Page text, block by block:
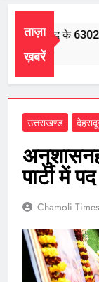
ताज़ा
ख़बरें
में आयुर्वेद के 6302
5, 2026
उत्तराखण्ड
पार्टी में पद
Chamoli Times